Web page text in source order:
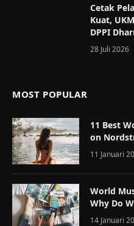
Cetak
Kuat,
DPPI
28 Juli 2026
MOST POPULAR
11 Best
on
11 Januari
World
Why Do
14 Januari